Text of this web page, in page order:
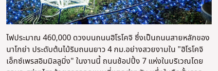
ไฟประมาณ 460,000 ดวงบนถนนฮิโรโคจิ ซึ่งเป็นถนนสายหลักของ
นาโกย่า ประดับต้นไม้ริมถนนยาว 4 กม.อย่างสวยงามใน "ฮิโรโคจิ
เอ็กซ์เพรสอิมมิลลูมิ่ง" ในงานนี้ ถนนช้อปปิ้ง 7 แห่งในบริเวณโดย